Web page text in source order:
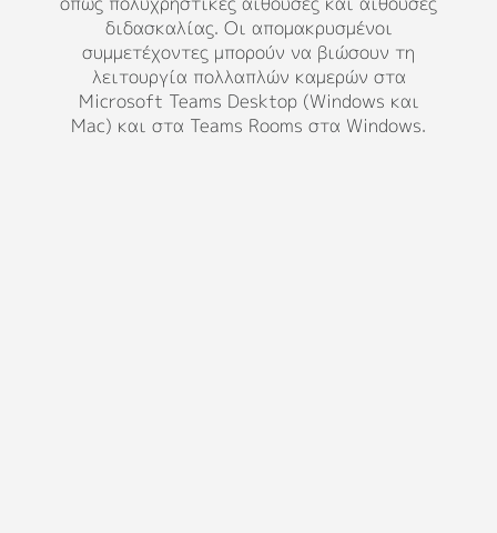
διδασκαλίας. Οι απομακρυσμένοι
συμμετέχοντες μπορούν να βιώσουν τη
λειτουργία πολλαπλών καμερών στα
Microsoft Teams Desktop (Windows και
Mac) και στα Teams Rooms στα Windows.
σε προβολή γκαλερί, ώστε να έχουν την ίδια
ευκαιρία να τους δουν και να τους ακούσουν
όπως όλοι οι άλλοι στη σύσκεψη.